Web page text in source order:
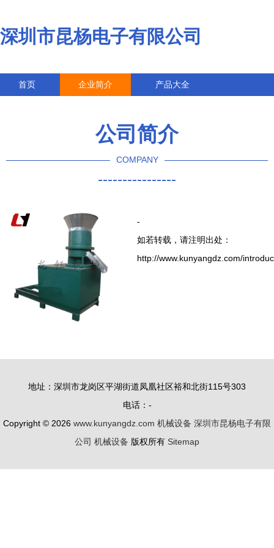
深圳市昆杨电子有限公司
首页 企业简介 产品大全
公司简介
COMPANY
----------------
-
如若转载，请注明出处：
http://www.kunyangdz.com/
地址：深圳市龙岗区平湖街道凤凰社区裕和北街115号303
电话：-
Copyright © 2026 www.kunyangdz.com 机械设备 深圳市昆杨电子有限
公司 机械设备 版权所有 Sitemap